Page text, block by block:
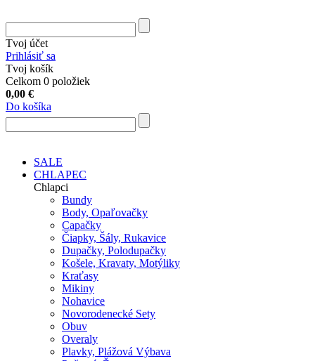
Tvoj účet
Prihlásiť sa
Tvoj košík
Celkom 0 položiek
0,00 €
Do košíka
SALE
CHLAPEC
Chlapci
Bundy
Body, Opaľovačky
Capačky
Čiapky, Šály, Rukavice
Dupačky, Polodupačky
Košele, Kravaty, Motýliky
Kraťasy
Mikiny
Nohavice
Novorodenecké Sety
Obuv
Overaly
Plavky, Plážová Výbava